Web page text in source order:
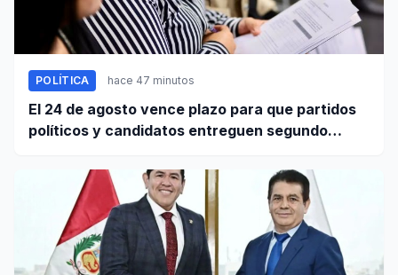
POLÍTICA hace 47 minutos
El 24 de agosto vence plazo para que partidos
políticos y candidatos entreguen segundo